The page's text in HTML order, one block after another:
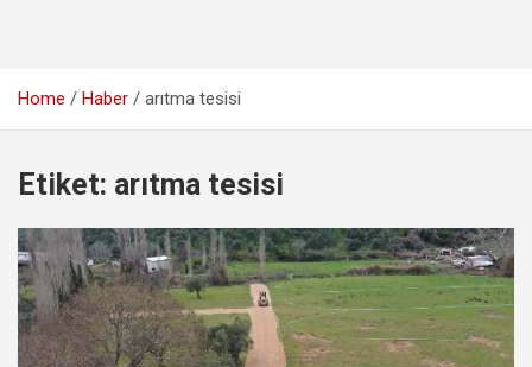
Home Haber arıtma tesisi
Etiket: arıtma tesisi